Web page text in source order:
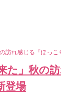
訪れ感じる『ほっ
た」秋の
登場